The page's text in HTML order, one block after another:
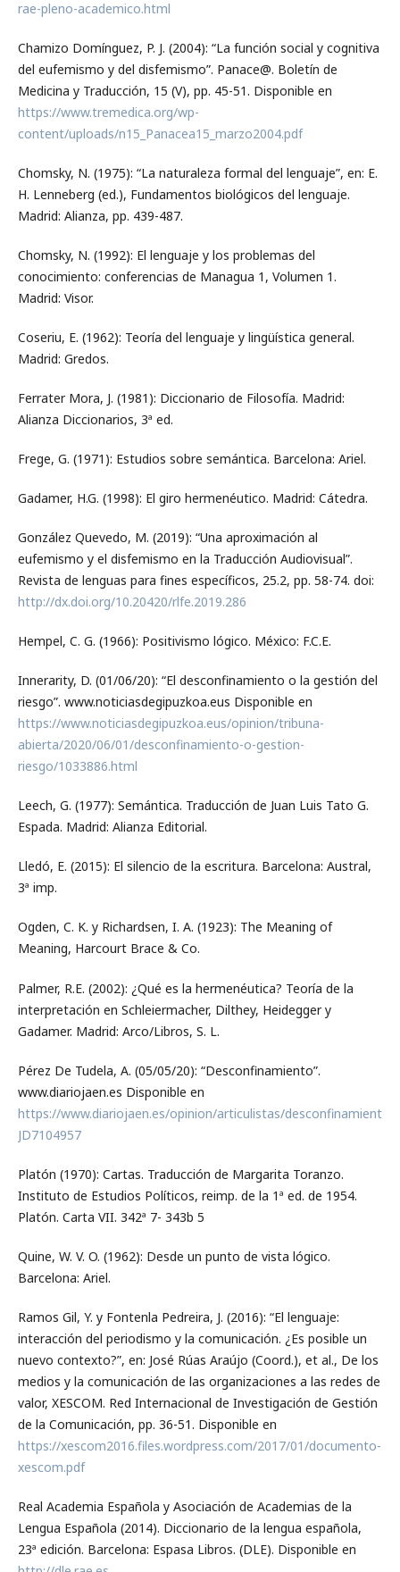
rae-pleno-academico.html
Chamizo Domínguez, P. J. (2004): “La función social y cognitiva
del eufemismo y del disfemismo”. Panace@. Boletín de
Medicina y Traducción, 15 (V), pp. 45-51. Disponible en
https://www.tremedica.org/wp-
content/uploads/n15_Panacea15_marzo2004.pdf
Chomsky, N. (1975): “La naturaleza formal del lenguaje”, en: E.
H. Lenneberg (ed.), Fundamentos biológicos del lenguaje.
Madrid: Alianza, pp. 439-487.
Chomsky, N. (1992): El lenguaje y los problemas del
conocimiento: conferencias de Managua 1, Volumen 1.
Madrid: Visor.
Coseriu, E. (1962): Teoría del lenguaje y lingüística general.
Madrid: Gredos.
Ferrater Mora, J. (1981): Diccionario de Filosofía. Madrid:
Alianza Diccionarios, 3ª ed.
Frege, G. (1971): Estudios sobre semántica. Barcelona: Ariel.
Gadamer, H.G. (1998): El giro hermenéutico. Madrid: Cátedra.
González Quevedo, M. (2019): “Una aproximación al
eufemismo y el disfemismo en la Traducción Audiovisual”.
Revista de lenguas para fines específicos, 25.2, pp. 58-74. doi:
http://dx.doi.org/10.20420/rlfe.2019.286
Hempel, C. G. (1966): Positivismo lógico. México: F.C.E.
Innerarity, D. (01/06/20): “El desconfinamiento o la gestión del
riesgo”. www.noticiasdegipuzkoa.eus Disponible en
https://www.noticiasdegipuzkoa.eus/opinion/tribuna-
abierta/2020/06/01/desconfinamiento-o-gestion-
riesgo/1033886.html
Leech, G. (1977): Semántica. Traducción de Juan Luis Tato G.
Espada. Madrid: Alianza Editorial.
Lledó, E. (2015): El silencio de la escritura. Barcelona: Austral,
3ª imp.
Ogden, C. K. y Richardsen, I. A. (1923): The Meaning of
Meaning, Harcourt Brace & Co.
Palmer, R.E. (2002): ¿Qué es la hermenéutica? Teoría de la
interpretación en Schleiermacher, Dilthey, Heidegger y
Gadamer. Madrid: Arco/Libros, S. L.
Pérez De Tudela, A. (05/05/20): “Desconfinamiento”.
www.diariojaen.es Disponible en
https://www.diariojaen.es/opinion/articulistas/desconfinamiento-
JD7104957
Platón (1970): Cartas. Traducción de Margarita Toranzo.
Instituto de Estudios Políticos, reimp. de la 1ª ed. de 1954.
Platón. Carta VII. 342ª 7- 343b 5
Quine, W. V. O. (1962): Desde un punto de vista lógico.
Barcelona: Ariel.
Ramos Gil, Y. y Fontenla Pedreira, J. (2016): “El lenguaje:
interacción del periodismo y la comunicación. ¿Es posible un
nuevo contexto?”, en: José Rúas Araújo (Coord.), et al., De los
medios y la comunicación de las organizaciones a las redes de
valor, XESCOM. Red Internacional de Investigación de Gestión
de la Comunicación, pp. 36-51. Disponible en
https://xescom2016.files.wordpress.com/2017/01/documento-
xescom.pdf
Real Academia Española y Asociación de Academias de la
Lengua Española (2014). Diccionario de la lengua española,
23ª edición. Barcelona: Espasa Libros. (DLE). Disponible en